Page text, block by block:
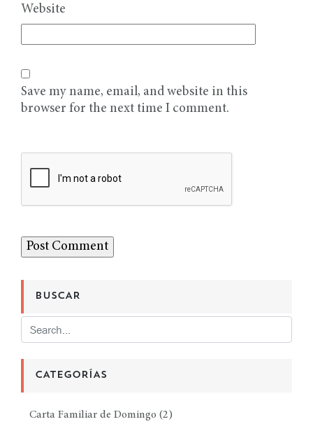
Website
Save my name, email, and website in this
browser for the next time I comment.
BUSCAR
CATEGORÍAS
Carta Familiar de Domingo (2)